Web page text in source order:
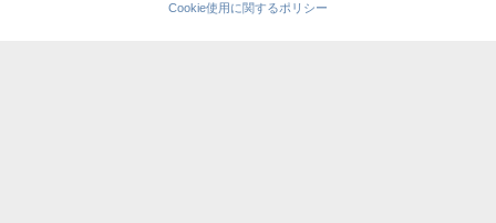
Cookie使用に関するポリシー